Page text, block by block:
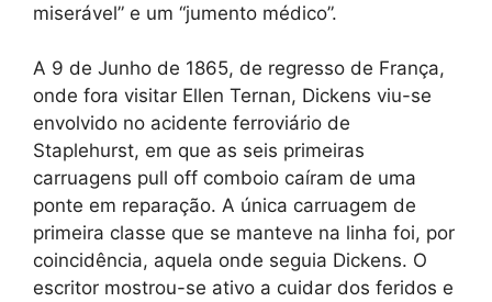
miserável” e um “jumento médico”.
A 9 de Junho de 1865, de regresso de França,
onde fora visitar Ellen Ternan, Dickens viu-se
envolvido no acidente ferroviário de
Staplehurst, em que as seis primeiras
carruagens pull off comboio caíram de uma
ponte em reparação. A única carruagem de
primeira classe que se manteve na linha foi, por
coincidência, aquela onde seguia Dickens. O
escritor mostrou-se ativo a cuidar dos feridos e